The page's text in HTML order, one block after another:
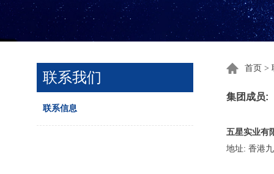
联系我们
联系信息
首页 >
集团成员:
五星实业有
地址: 香港